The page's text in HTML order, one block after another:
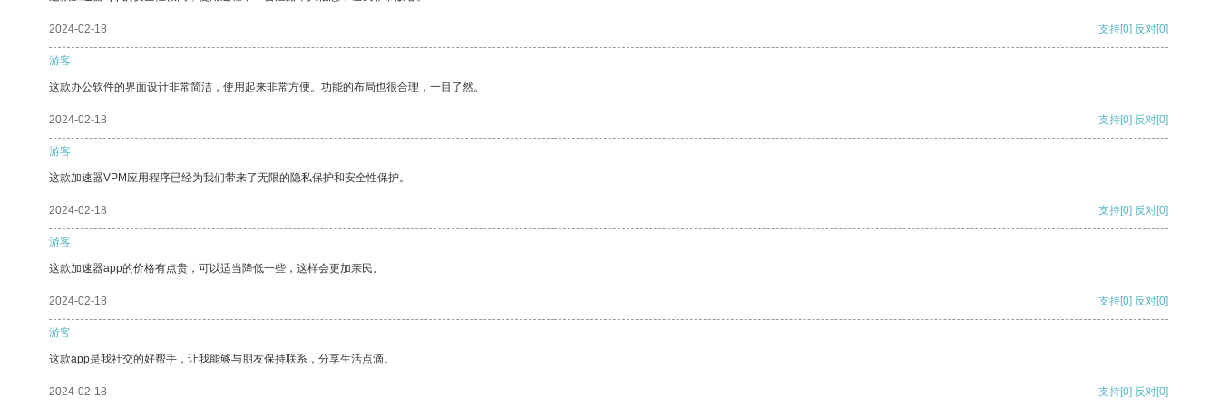
2024-02-18 支持[0] 反对[0]
游客
这款办公软件的界面设计非常简洁，使用起来非常方便。功能的布局也很合理，一目了然。
2024-02-18 支持[0] 反对[0]
游客
这款加速器VPM应用程序已经为我们带来了无限的隐私保护和安全性保护。
2024-02-18 支持[0] 反对[0]
游客
这款加速器app的价格有点贵，可以适当降低一些，这样会更加亲民。
2024-02-18 支持[0] 反对[0]
游客
这款app是我社交的好帮手，让我能够与朋友保持联系，分享生活点滴。
2024-02-18 支持[0] 反对[0]